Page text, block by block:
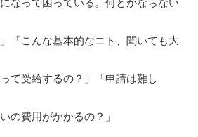
なって困っている。何とかならない
「こんな基本的なコト、聞いても大
て受給するの？」「申請は難し
の費用がかかるの？」